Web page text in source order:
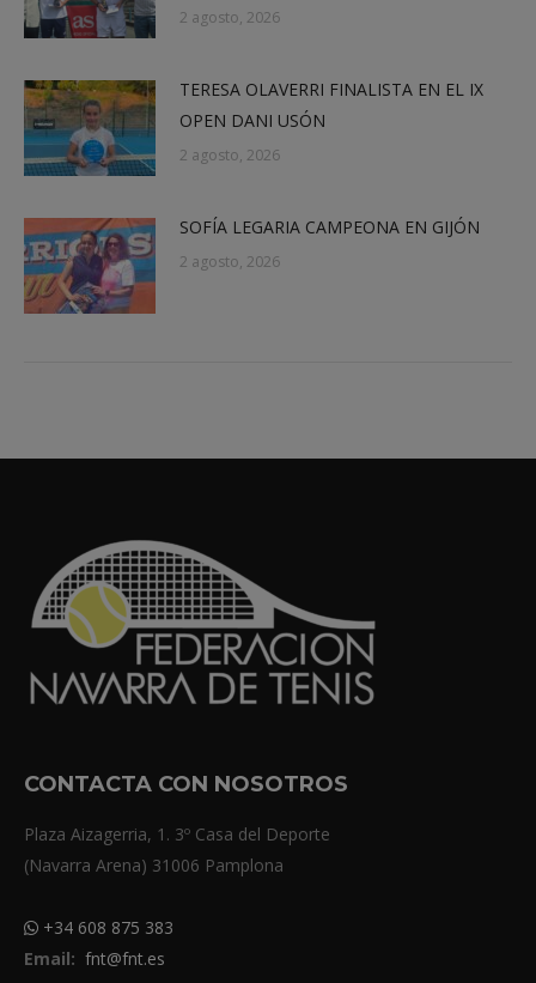
2 agosto, 2026
TERESA OLAVERRI FINALISTA EN EL IX
OPEN DANI USÓN
2 agosto, 2026
SOFÍA LEGARIA CAMPEONA EN GIJÓN
2 agosto, 2026
CONTACTA CON NOSOTROS
Plaza Aizagerria, 1. 3º Casa del Deporte
(Navarra Arena) 31006 Pamplona
+34 608 875 383
Email: fnt@fnt.es